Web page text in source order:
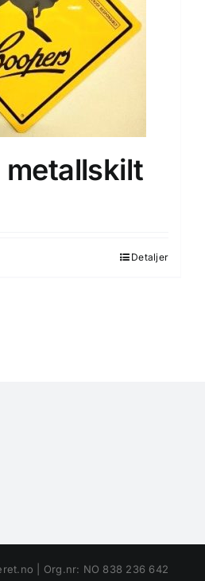
metallskilt
Detaljer
| Org.nr: NO 838 236 642